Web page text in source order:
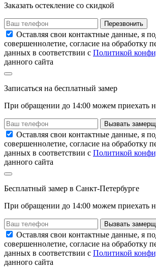
Заказать остекление со скидкой
Перезвонить
Оставляя свои контактные данные, я
совершеннолетие, согласие на обработку
данных в соответствии с Политикой
данного сайта
Записаться на бесплатный замер
При обращении до 14:00 можем приехать
Вызвать
Оставляя свои контактные данные, я
совершеннолетие, согласие на обработку
данных в соответствии с Политикой
данного сайта
Бесплатный замер в Санкт-Петербурге
При обращении до 14:00 можем приехать
Вызвать
Оставляя свои контактные данные, я
совершеннолетие, согласие на обработку
данных в соответствии с Политикой
данного сайта